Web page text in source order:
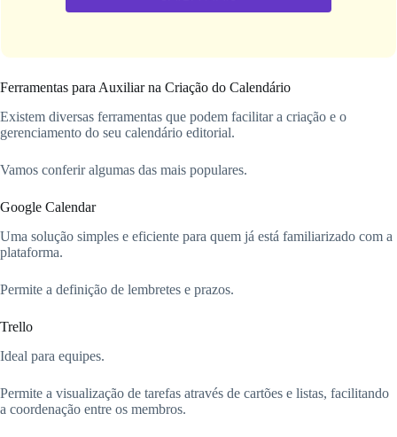
Ferramentas para Auxiliar na Criação do Calendário
Existem diversas ferramentas que podem facilitar a criação e o
gerenciamento do seu calendário editorial.
Vamos conferir algumas das mais populares.
Google Calendar
Uma solução simples e eficiente para quem já está familiarizado com a
plataforma.
Permite a definição de lembretes e prazos.
Trello
Ideal para equipes.
Permite a visualização de tarefas através de cartões e listas, facilitando
a coordenação entre os membros.